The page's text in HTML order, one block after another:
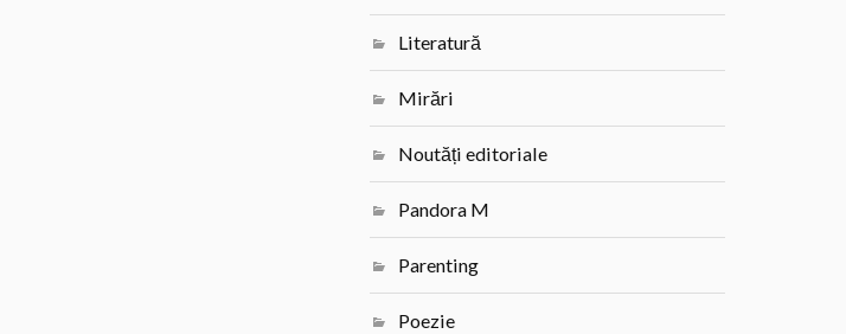
Literatură
Mirări
Noutăți editoriale
Pandora M
Parenting
Poezie